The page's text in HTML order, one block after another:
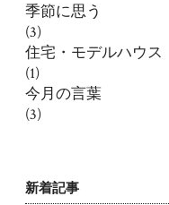
季節に思う
(3)
住宅・モデルハウス
(1)
今月の言葉
(3)
新着記事